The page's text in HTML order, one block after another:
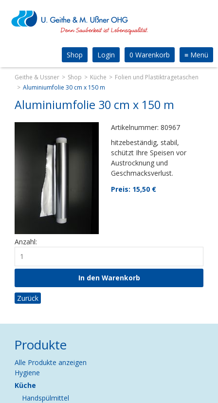
≡ Menü
0 Warenkorb
Login
Shop
Geithe & Ussner Shop Küche
Folien und Plastiktragetaschen
Aluminiumfolie 30 cm x 150 m
Aluminiumfolie 30 cm x 150 m
Artikelnummer: 80967
hitzebeständig, stabil,
schützt Ihre Speisen vor
Austrocknung und
Geschmacksverlust.
Preis: 15,50 €
Anzahl:
Zurück
Produkte
Navigation
überspringen
Alle Produkte anzeigen
Hygiene
Küche
Handspülmittel